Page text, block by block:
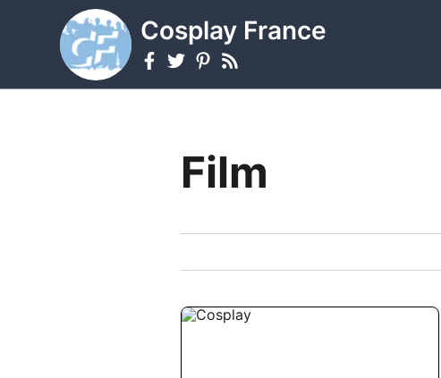
Cosplay France
Film